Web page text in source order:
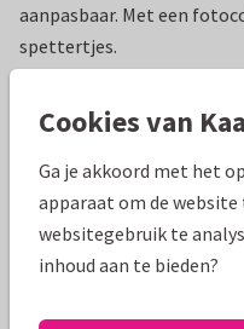
aanpasbaar. Met een
spettertjes.
Vakantiekaarten
Specificaties bij deze
Cookies van
Ga je akkoord met het
apparaat om de
websitegebruik te
inhoud aan te bieden?